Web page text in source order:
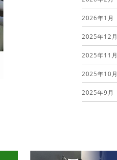
2026年1月
2025年12月
2025年11月
2025年10月
2025年9月